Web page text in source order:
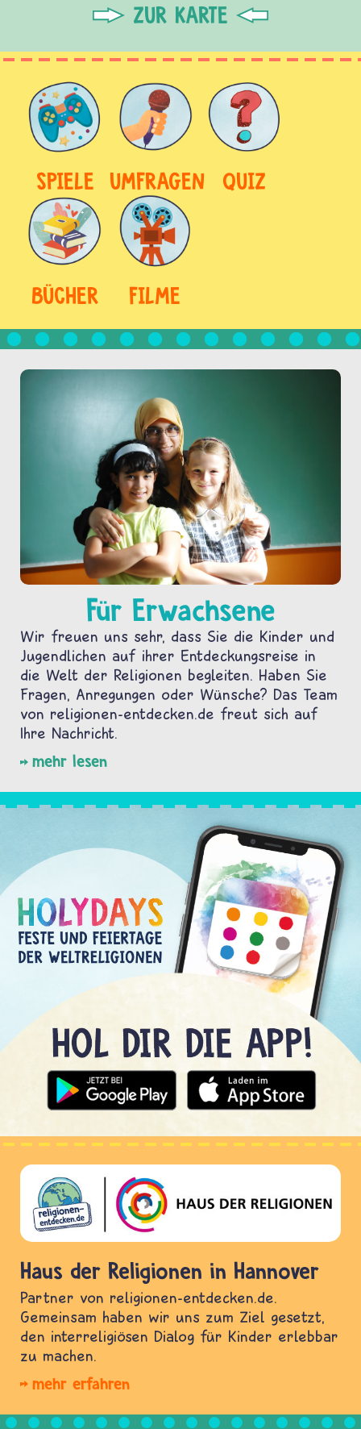
ZUR KARTE
SPIELE UMFRAGEN QUIZ
BÜCHER FILME
Für Erwachsene
Wir freuen uns sehr, dass Sie die Kinder und
Jugendlichen auf ihrer Entdeckungsreise in
die Welt der Religionen begleiten. Haben Sie
Fragen, Anregungen oder Wünsche? Das Team
von religionen-entdecken.de freut sich auf
Ihre Nachricht.
mehr lesen
Haus der Religionen in Hannover
Partner von religionen-entdecken.de.
Gemeinsam haben wir uns zum Ziel gesetzt,
den interreligiösen Dialog für Kinder erlebbar
zu machen.
mehr erfahren